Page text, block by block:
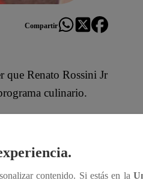
Compartir
que Renato Rossini Jr
culinario.
al probar los
es una BBQ”,
Famosos”. Ale
contenido. Si estás en la